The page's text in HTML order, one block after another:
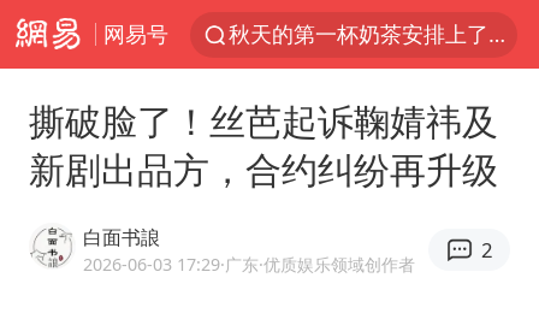
网易号
秋天的第一杯奶茶安排上了吗
法国下周开始禁止未经同意的电话营销
台风白海豚登陆地点更新
看守所辅警收受10万获刑1年
撕破脸了！丝芭起诉鞠婧祎及
新剧出品方，合约纠纷再升级
白面书誏
2026-06-03 17:29·广东·优质娱乐领域创作者
2